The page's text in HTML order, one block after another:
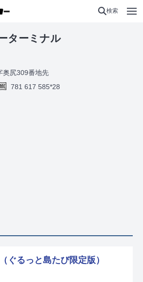
検索
ターミナル
奥尻309番地先
781 617 585*28
ぐるっと島たび限定版）